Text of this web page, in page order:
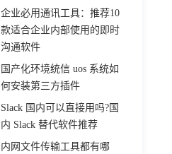
企业必用通讯工具：推荐10
款适合企业内部使用的即时
沟通软件
国产化环境统信 uos 系统如
何安装第三方插件
Slack 国内可以直接用吗?国
内 Slack 替代软件推荐
内网文件传输工具都有哪